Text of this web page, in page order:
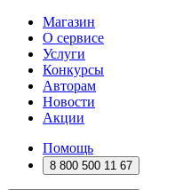
Магазин
О сервисе
Услуги
Конкурсы
Авторам
Новости
Акции
Помощь
8 800 500 11 67